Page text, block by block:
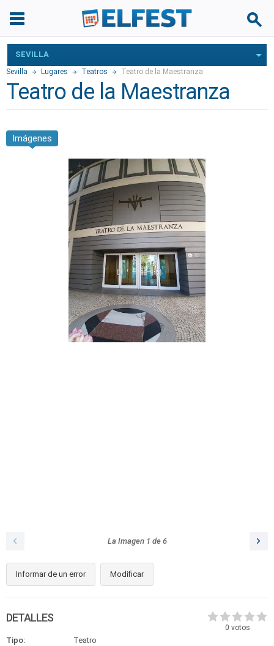
SEVILLA
Sevilla Lugares Teatros Teatro de la Maestranza
Teatro de la Maestranza
Imágenes
La Imagen 1 de 6
Informar de un error Modificar
0 votos
DETALLES
Tipo: Teatro